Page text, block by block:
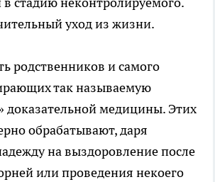
уход из жизни.
родственников и самого
так называемую
доказательной медицины. Этих
обрабатывают, даря
на выздоровление после
или проведения некоего